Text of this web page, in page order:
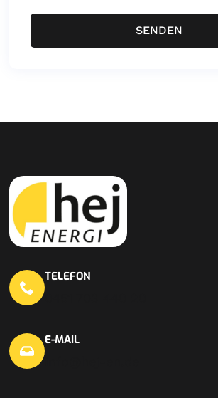
SENDEN
TELEFON
E-MAIL